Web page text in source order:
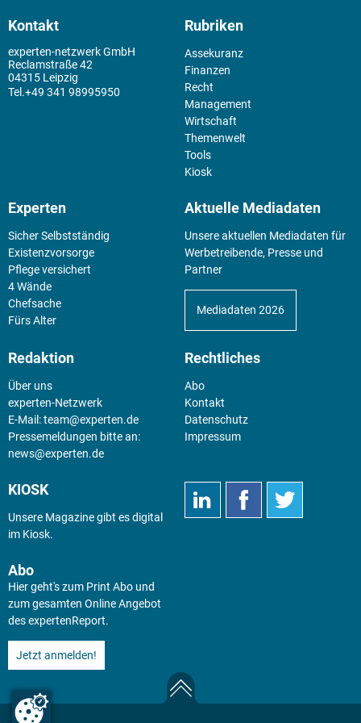
Kontakt
experten-netzwerk GmbH
Reclamstraße 42
04315 Leipzig
+49 341 98995950
Rubriken
Assekuranz
Finanzen
Recht
Management
Wirtschaft
Themenwelt
Tools
Kiosk
Experten
Sicher Selbstständig
Existenz­vorsorge
Pflege versichert
4 Wände
Chefsache
Fürs Alter
Aktuelle Mediadaten
Unsere aktuellen Mediadaten für
Werbetreibende, Presse und
Partner
Mediadaten 2026
Redaktion
Über uns
experten-Netzwerk
E-Mail:team@experten.de
Pressemeldungen bitte an:
news@experten.de
Rechtliches
Abo
Kontakt
Datenschutz
Impressum
KIOSK
Unsere Magazine gibt es digital
im Kiosk.
Abo
Hier geht's zum Print Abo und
zum gesamten Online Angebot
des expertenReport.
Jetzt anmelden!